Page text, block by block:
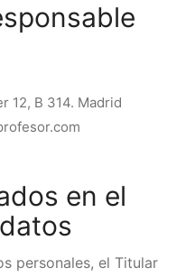
12, B 314. Madrid
en el
personales, el Titular